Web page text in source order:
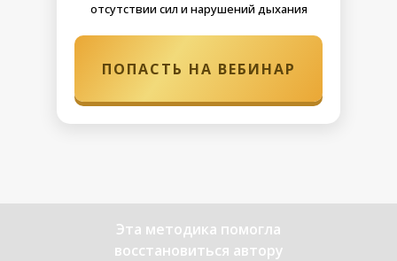
отсутствии сил и нарушений дыхания
ПОПАСТЬ НА ВЕБИНАР
Эта методика помогла
восстановиться автору